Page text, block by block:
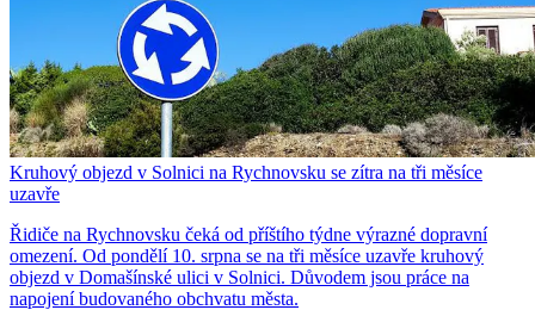
Kruhový objezd v Solnici na Rychnovsku se zítra na tři měsíce
uzavře
Řidiče na Rychnovsku čeká od příštího týdne výrazné dopravní
omezení. Od pondělí 10. srpna se na tři měsíce uzavře kruhový
objezd v Domašínské ulici v Solnici. Důvodem jsou práce na
napojení budovaného obchvatu města.